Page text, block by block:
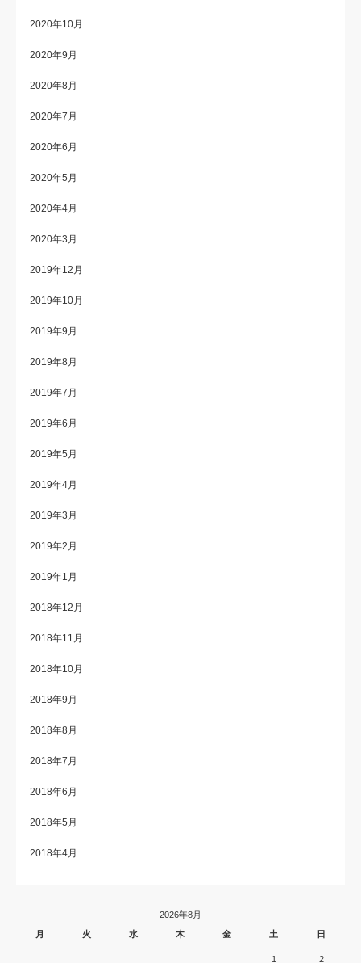
2020年10月
2020年9月
2020年8月
2020年7月
2020年6月
2020年5月
2020年4月
2020年3月
2019年12月
2019年10月
2019年9月
2019年8月
2019年7月
2019年6月
2019年5月
2019年4月
2019年3月
2019年2月
2019年1月
2018年12月
2018年11月
2018年10月
2018年9月
2018年8月
2018年7月
2018年6月
2018年5月
2018年4月
2026年8月
月
火 水 木 金 土 日
1 2